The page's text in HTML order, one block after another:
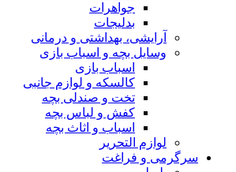
جواهرات
بدلیجات
آرایشی، بهداشتی و درمانی
وسایل بچه و اسباب بازی
اسباب بازی
کالسکه و لوازم جانبی
تخت و صندلی بچه
کفش و لباس بچه
اسباب و اثاث بچه
لوازم التحریر
سرگرمی و فراغت